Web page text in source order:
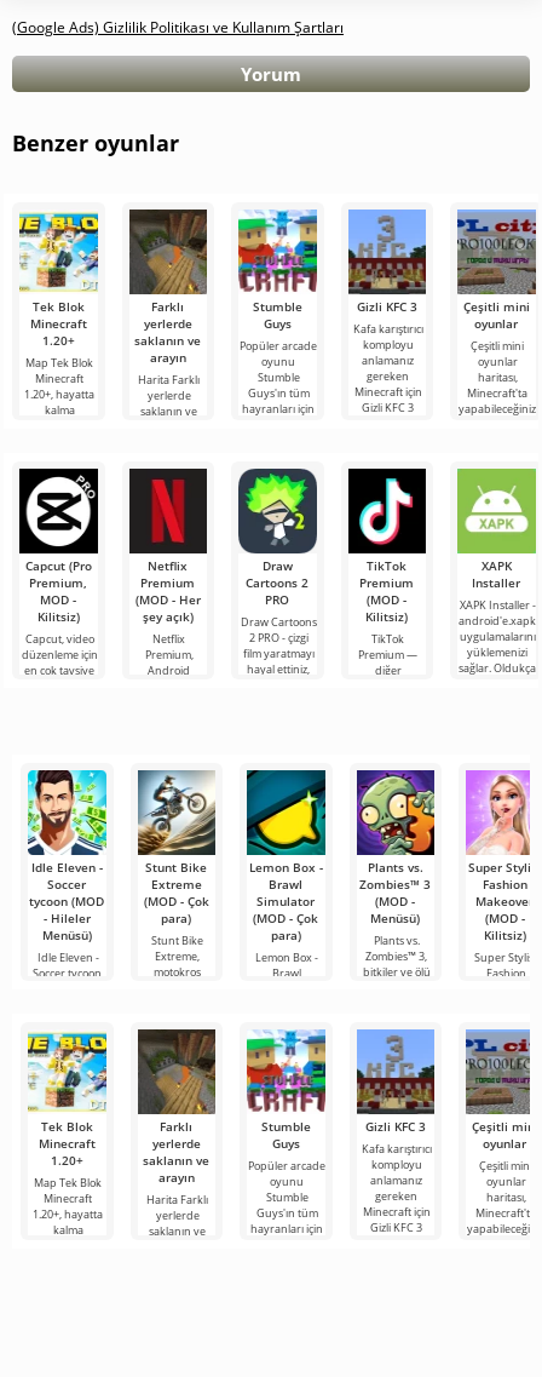
(Google Ads) Gizlilik Politikası ve Kullanım Şartları
Yorum
Benzer oyunlar
Tek Blok
Minecraft
1.20+
Map Tek Blok
Minecraft
1.20+, hayatta
kalma
Minecraft
Farklı
yerlerde
saklanın ve
arayın
Harita Farklı
yerlerde
saklanın ve
bir haritadır ve
Stumble
Guys
Popüler arcade
oyunu
Stumble
Guys'ın tüm
hayranları için
Gizli KFC 3
Kafa karıştırıcı
komployu
anlamanız
gereken
Minecraft için
Gizli KFC 3
Çeşitli mini
oyunlar
Çeşitli mini
oyunlar
haritası,
Minecraft'ta
yapabileceğiniz
Capcut (Pro
Premium,
MOD -
Kilitsiz)
Capcut, video
düzenleme için
en çok tavsiye
Netflix
Premium
(MOD - Her
şey açık)
Netflix
Premium,
Android
Draw
Cartoons 2
PRO
Draw Cartoons
2 PRO - çizgi
film yaratmayı
hayal ettiniz,
TikTok
Premium
(MOD -
Kilitsiz)
TikTok
Premium —
diğer
sağlayan
XAPK
Installer
XAPK Installer -
android'e.xapk
uygulamalarını
yüklemenizi
sağlar. Oldukça
Idle Eleven -
Soccer
tycoon (MOD
- Hileler
Menüsü)
Idle Eleven -
Soccer tycoon,
Stunt Bike
Extreme
(MOD - Çok
para)
Stunt Bike
Extreme,
motokros
Lemon Box -
Brawl
Simulator
(MOD - Çok
para)
Lemon Box -
Brawl
Plants vs.
Zombies™ 3
(MOD -
Menüsü)
Plants vs.
Zombies™ 3,
bitkiler ve ölü
Super Stylist
Fashion
Makeover
(MOD -
Kilitsiz)
Super Stylist
Fashion
Tek Blok
Minecraft
1.20+
Map Tek Blok
Minecraft
1.20+, hayatta
kalma
Farklı
yerlerde
saklanın ve
arayın
Harita Farklı
yerlerde
saklanın ve
Stumble
Guys
Popüler arcade
oyunu
Stumble
Guys'ın tüm
hayranları için
Gizli KFC 3
Kafa karıştırıcı
komployu
anlamanız
gereken
Minecraft için
Gizli KFC 3
Çeşitli mini
oyunlar
Çeşitli mini
oyunlar
haritası,
Minecraft'ta